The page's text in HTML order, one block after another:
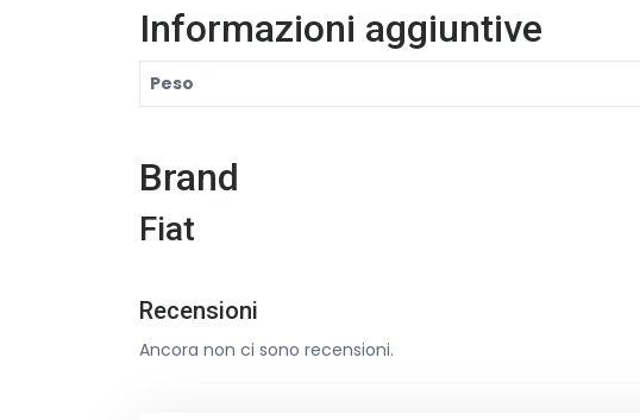
Informazioni aggiuntive
Peso
Brand
Fiat
Recensioni
Ancora non ci sono recensioni.